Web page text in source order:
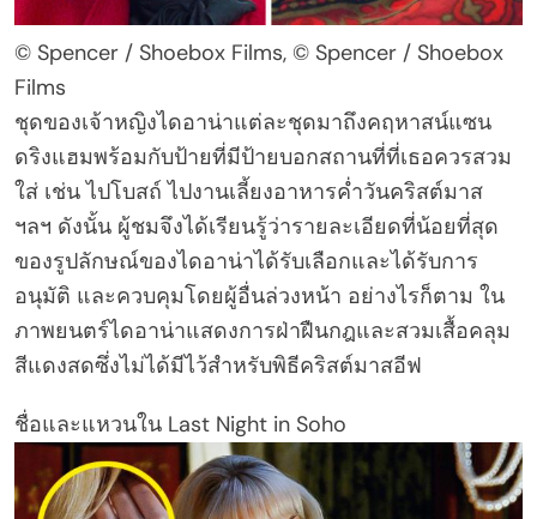
© Spencer / Shoebox Films, © Spencer / Shoebox
Films
ชุดของเจ้าหญิงไดอาน่าแต่ละชุดมาถึงคฤหาสน์แซน
ดริงแฮมพร้อมกับป้ายที่มีป้ายบอกสถานที่ที่เธอควรสวม
ใส่ เช่น ไปโบสถ์ ไปงานเลี้ยงอาหารค่ำวันคริสต์มาส
ฯลฯ ดังนั้น ผู้ชมจึงได้เรียนรู้ว่ารายละเอียดที่น้อยที่สุด
ของรูปลักษณ์ของไดอาน่าได้รับเลือกและได้รับการ
อนุมัติ และควบคุมโดยผู้อื่นล่วงหน้า อย่างไรก็ตาม ใน
ภาพยนตร์ไดอาน่าแสดงการฝ่าฝืนกฎและสวมเสื้อคลุม
สีแดงสดซึ่งไม่ได้มีไว้สำหรับพิธีคริสต์มาสอีฟ
ชื่อและแหวนใน Last Night in Soho